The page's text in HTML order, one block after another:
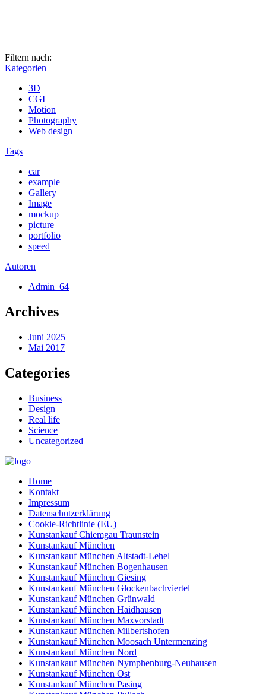
Filtern nach:
Kategorien
3D
CGI
Motion
Photography
Web design
Tags
car
example
Gallery
Image
mockup
picture
portfolio
speed
Autoren
Admin_64
Archives
Juni 2025
Mai 2017
Categories
Business
Design
Real life
Science
Uncategorized
Home
Kontakt
Impressum
Datenschutzerklärung
Cookie-Richtlinie (EU)
Kunstankauf Chiemgau Traunstein
Kunstankauf München
Kunstankauf München Altstadt-Lehel
Kunstankauf München Bogenhausen
Kunstankauf München Giesing
Kunstankauf München Glockenbachviertel
Kunstankauf München Grünwald
Kunstankauf München Haidhausen
Kunstankauf München Maxvorstadt
Kunstankauf München Milbertshofen
Kunstankauf München Moosach Untermenzing
Kunstankauf München Nord
Kunstankauf München Nymphenburg-Neuhausen
Kunstankauf München Ost
Kunstankauf München Pasing